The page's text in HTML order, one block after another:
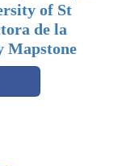
of St
de la
Mapstone